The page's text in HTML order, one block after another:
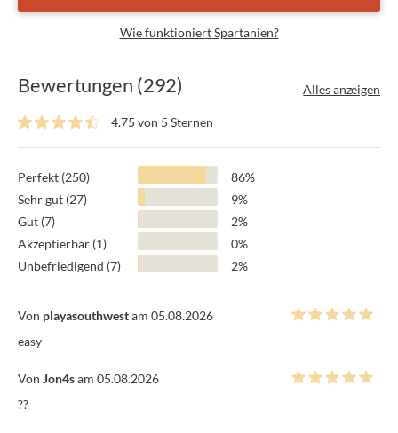
Wie funktioniert Spartanien?
Bewertungen (292) Alles anzeigen
4.75 von 5 Sternen
Perfekt (250)
86%
Sehr gut (27)
9%
Gut (7)
2%
Akzeptierbar (1)
0%
Unbefriedigend (7)
2%
Von playasouthwestam 05.08.2026
easy
Von Jon4sam 05.08.2026
??